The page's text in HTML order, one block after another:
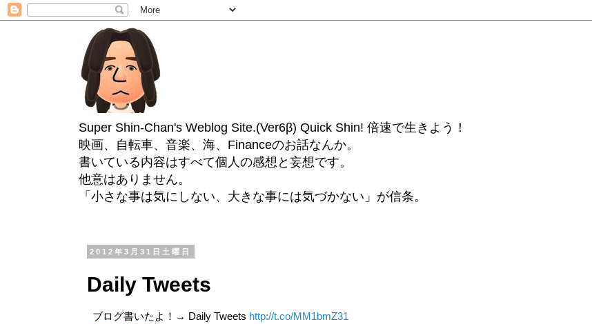
Super Shin-Chan's Weblog Site.(Ver6β) Quick Shin! 倍速で生きよう！
映画、自転車、音楽、海、Financeのお話なんか。
書いている内容はすべて個人の感想と妄想です。
他意はありません。
「小さな事は気にしない、大きな事には気づかない」が信条。
2012年3月31日土曜日
Daily Tweets
ブログ書いたよ！→ Daily Tweets http://t.co/MM1bmZ31